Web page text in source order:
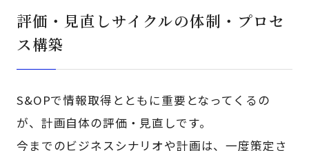
評価・見直しサイクルの体制・プロセ
ス構築
S&OPで情報取得とともに重要となってくるの
が、計画自体の評価・見直しです。
今までのビジネスシナリオや計画は、一度策定さ